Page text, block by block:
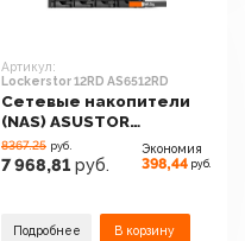
Артикул:
Lockerstor 12RD AS6512RD
Сетевые накопители
(NAS) ASUSTOR
Lockerstor 12RD
AS6512RD
8367.25 руб.
7 968,81 руб.
Экономия
398,44 руб.
Подробнее В корзину